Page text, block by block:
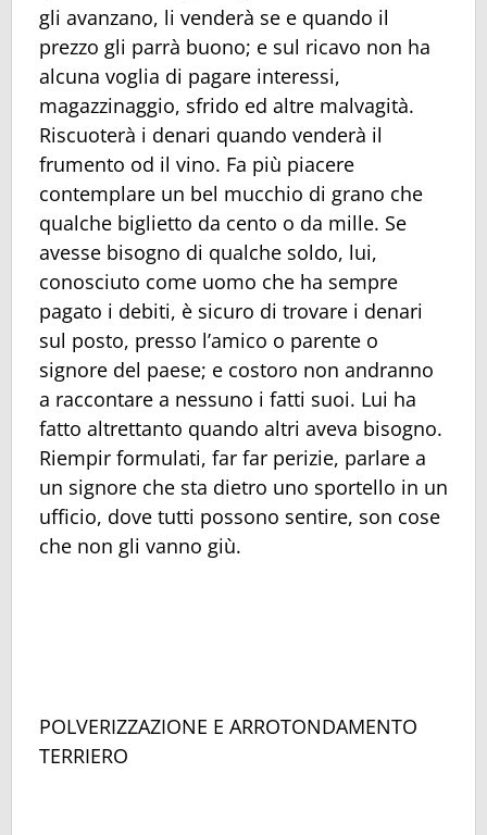
gli avanzano, li venderà se e quando il
prezzo gli parrà buono; e sul ricavo non ha
alcuna voglia di pagare interessi,
magazzinaggio, sfrido ed altre malvagità.
Riscuoterà i denari quando venderà il
frumento od il vino. Fa più piacere
contemplare un bel mucchio di grano che
qualche biglietto da cento o da mille. Se
avesse bisogno di qualche soldo, lui,
conosciuto come uomo che ha sempre
pagato i debiti, è sicuro di trovare i denari
sul posto, presso l’amico o parente o
signore del paese; e costoro non andranno
a raccontare a nessuno i fatti suoi. Lui ha
fatto altrettanto quando altri aveva bisogno.
Riempir formulati, far far perizie, parlare a
un signore che sta dietro uno sportello in un
ufficio, dove tutti possono sentire, son cose
che non gli vanno giù.
POLVERIZZAZIONE E ARROTONDAMENTO
TERRIERO